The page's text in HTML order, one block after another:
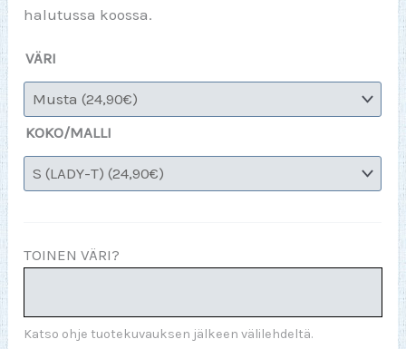
halutussa koossa.
VÄRI
KOKO/MALLI
TOINEN VÄRI?
Katso ohje tuotekuvauksen jälkeen välilehdeltä.